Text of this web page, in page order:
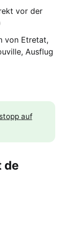
vor der
von Etretat,
Ausflug
auf
de